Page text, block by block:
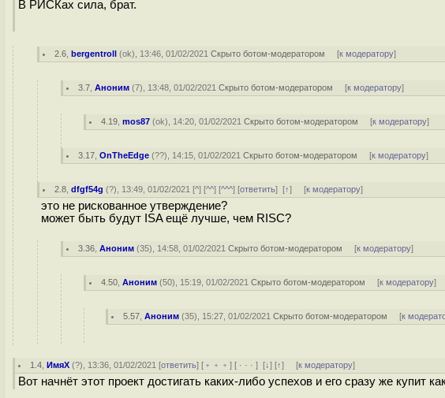
В РИСКах сила, брат.
2.6 ,bergentroll (ok), 13:46, 01/02/2021Скрыто ботом-модератором [к модератору]
3.7 ,Аноним (7), 13:48, 01/02/2021Скрыто ботом-модератором [к модератору]
4.19 ,mos87 (ok), 14:20, 01/02/2021Скрыто ботом-модератором [к модератору]
3.17 ,OnTheEdge (??), 14:15, 01/02/2021Скрыто ботом-модератором [к модератору]
2.8 ,dfgf54g (?), 13:49, 01/02/2021 [^] [^^] [^^^] [ответить][↑] [к модератору]
это не рискованное утверждение?
может быть будут ISA ещё лучше, чем RISC?
3.36 ,Аноним (35), 14:58, 01/02/2021Скрыто ботом-модератором [к модератору]
4.50 ,Аноним (50), 15:19, 01/02/2021Скрыто ботом-модератором [к модератору]
5.57 ,Аноним (35), 15:27, 01/02/2021Скрыто ботом-модератором [к
1.4 ,ИмяХ (?), 13:36, 01/02/2021 [ответить] [ ﹢﹢﹢] [ · · ·][↓] [↑] [к модератору]
Вот начнёт этот проект достигать каких-либо успехов и его сразу же купит